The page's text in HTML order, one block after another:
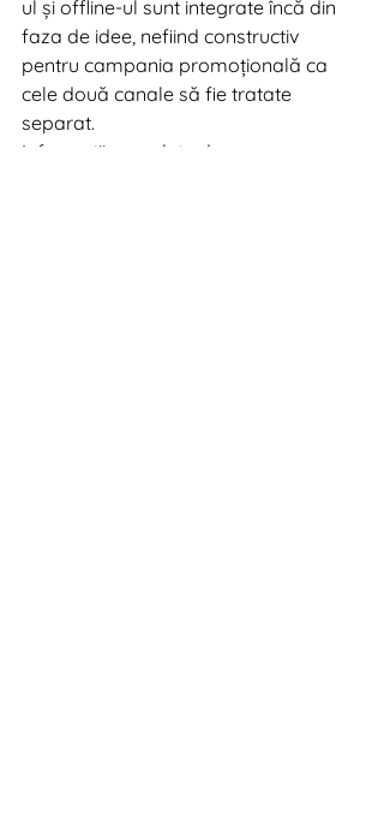
ul și offline-ul sunt integrate încă din
faza de idee, nefiind constructiv
pentru campania promoțională ca
cele două canale să fie tratate
separat.
Informații complete despre program